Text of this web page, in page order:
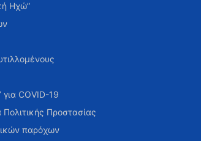
Ηχώ”
COVID-19
Πολιτικής Προστασίας
παρόχων